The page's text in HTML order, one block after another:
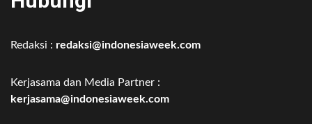
Redaksi : redaksi@indonesiaweek.com
Kerjasama dan Media Partner :
kerjasama@indonesiaweek.com